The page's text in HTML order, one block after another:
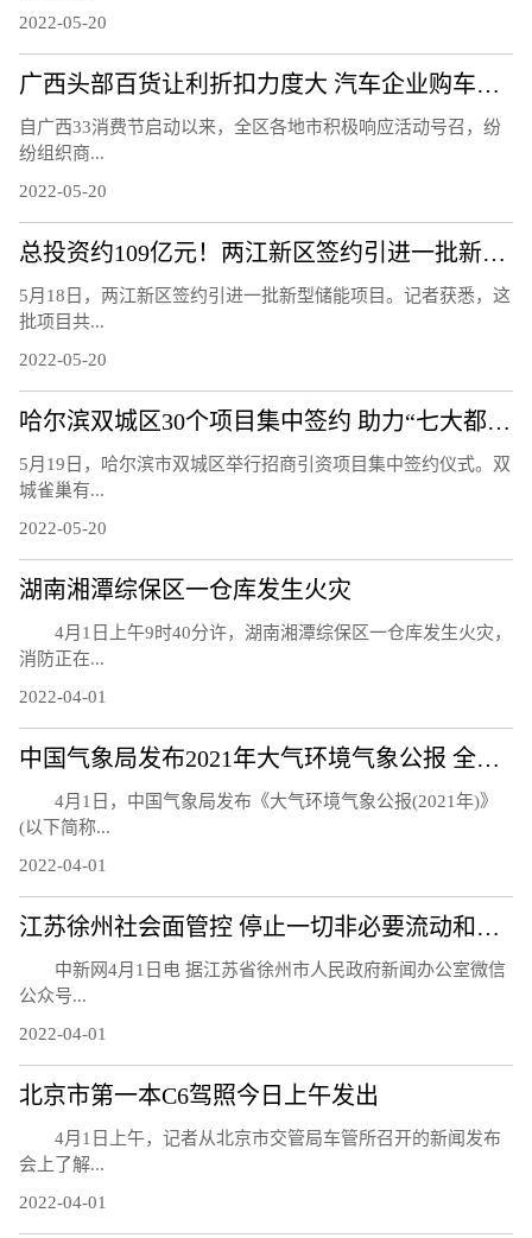
2022-05-20
广西头部百货让利折扣力度大 汽车企业购车补贴优惠多
自广西33消费节启动以来，全区各地市积极响应活动号召，纷
纷组织商...
2022-05-20
总投资约109亿元！两江新区签约引进一批新型储能项目
5月18日，两江新区签约引进一批新型储能项目。记者获悉，这
批项目共...
2022-05-20
哈尔滨双城区30个项目集中签约 助力“七大都市”建设
5月19日，哈尔滨市双城区举行招商引资项目集中签约仪式。双
城雀巢有...
2022-05-20
湖南湘潭综保区一仓库发生火灾
4月1日上午9时40分许，湖南湘潭综保区一仓库发生火灾，
消防正在...
2022-04-01
中国气象局发布2021年大气环境气象公报 全国大气环境继续改善
4月1日，中国气象局发布《大气环境气象公报(2021年)》
(以下简称...
2022-04-01
江苏徐州社会面管控 停止一切非必要流动和活动
中新网4月1日电 据江苏省徐州市人民政府新闻办公室微信
公众号...
2022-04-01
北京市第一本C6驾照今日上午发出
4月1日上午，记者从北京市交管局车管所召开的新闻发布
会上了解...
2022-04-01